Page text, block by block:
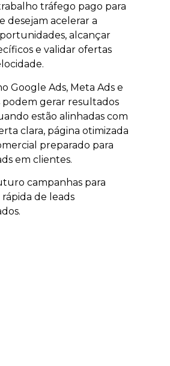
tráfego pago para
desejam acelerar a
alcançar
e validar ofertas
Google Ads, Meta Ads e
podem gerar resultados
estão alinhadas com
clara, página otimizada
preparado para
em clientes.
campanhas para
de leads